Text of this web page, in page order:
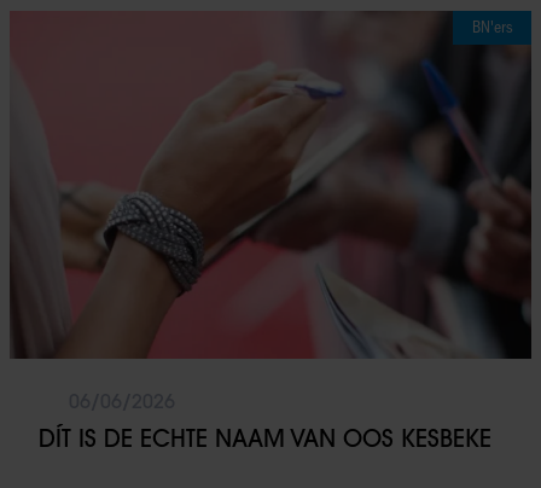
BN'ers
DÍT IS DE ECHTE NAAM VAN OOS KESBEKE